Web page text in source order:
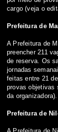
cargo(veja o
Prefeitura de
A Prefeitura de
preencher 211
de reserva. Os
jornadas
feitas entre 21
provas objetivas
da organizadora).
Prefeitura de